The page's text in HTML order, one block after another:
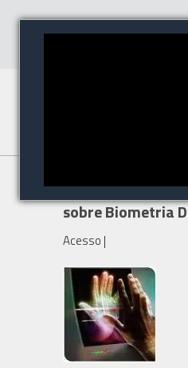
Veja as
sobre Biometria
Acesso |